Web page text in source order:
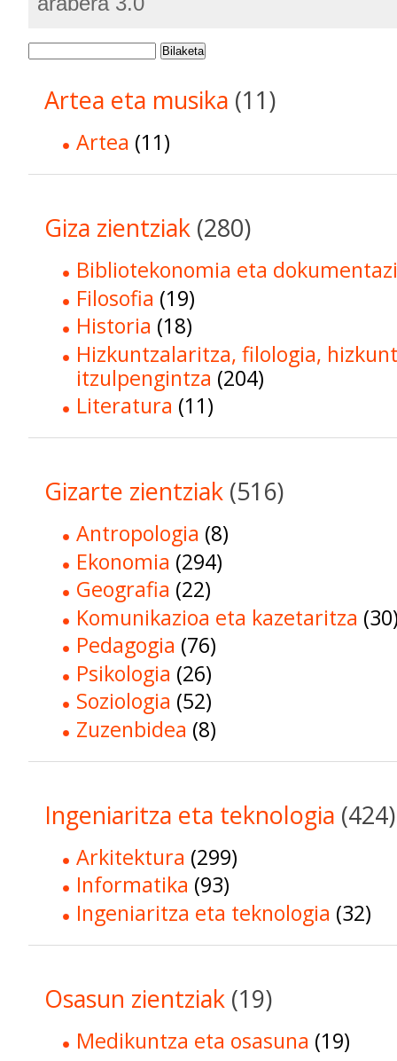
Bilaketa
Artea eta musika (11)
Artea (11)
Giza zientziak (280)
Bibliotekonomia eta
Filosofia (19)
Historia (18)
Hizkuntzalaritza, filologia,
itzulpengintza (204)
Literatura (11)
Gizarte zientziak (516)
Antropologia (8)
Ekonomia (294)
Geografia (22)
Komunikazioa eta kazetaritza
Pedagogia (76)
Psikologia (26)
Soziologia (52)
Zuzenbidea (8)
Ingeniaritza eta teknologia (424)
Arkitektura (299)
Informatika (93)
Ingeniaritza eta teknologia (32)
Osasun zientziak (19)
Medikuntza eta osasuna (19)